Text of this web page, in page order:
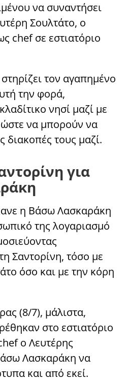
να συναντήσει
Σουλτάτο, ο
chef σε εστιατόριο
τον αγαπημένο
την φορά,
νησί μαζί με
να μπορούν να
διακοπές τους μαζί.
για
η Βάσω Λασκαράκη
της λογαριασμό
Σαντορίνη, τόσο με
όσο και με την κόρη
(8/7), μάλιστα,
στο εστιατόριο
ο Λευτέρης
Λασκαράκη να
και από εκεί.